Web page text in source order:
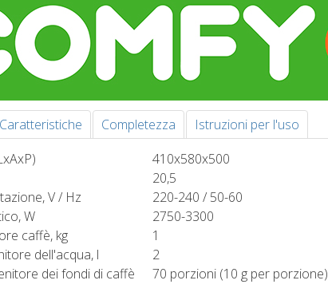
Caratteristiche Completezza
Istruzioni per l'uso
410x580x500
20,5
V / Hz
220-240 / 50-60
W
2750-3300
caffè, kg
1
dell'acqua, l
2
dei fondi di caffè
70 porzioni (10 g per porzione)